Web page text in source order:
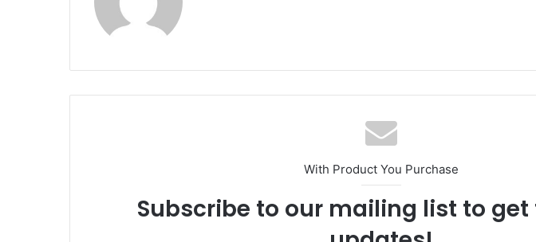
With Product You Purchase
Subscribe to our mailing list to get